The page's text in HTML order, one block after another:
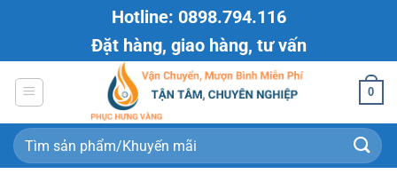
dung
Hotline: 0898.794.116
Đặt hàng, giao hàng, tư vấn
0
Tìm
kiếm: